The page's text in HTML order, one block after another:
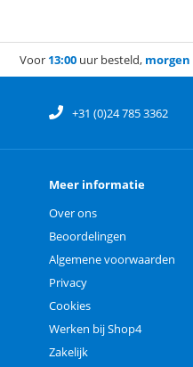
Voor 13:00 uur besteld, morgen
+31 (0)24 785 3362
Meer informatie
Over ons
Beoordelingen
Algemene voorwaarden
Privacy
Cookies
Werken bij Shop4
Zakelijk